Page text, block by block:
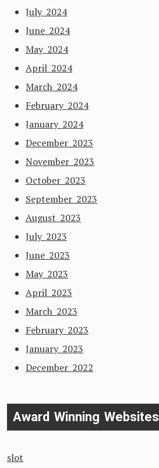
July 2024
June 2024
May 2024
April 2024
March 2024
February 2024
January 2024
December 2023
November 2023
October 2023
September 2023
August 2023
July 2023
June 2023
May 2023
April 2023
March 2023
February 2023
January 2023
December 2022
Award Winning Websites
slot